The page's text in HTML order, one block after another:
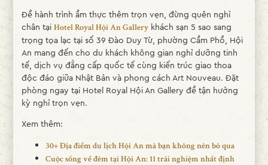
Để hành trình ẩm thực thêm trọn vẹn, đừng quên nghỉ
chân tại Hotel Royal Hội An Gallerykhách sạn 5 sao sang
trọng tọa lạc tại số 39 Đào Duy Từ, phường Cẩm Phổ, Hội
An mang đến cho du khách không gian nghỉ dưỡng tinh
tế, dịch vụ đẳng cấp quốc tế cùng kiến trúc giao thoa
độc đáo giữa Nhật Bản và phong cách Art Nouveau. Đặt
phòng ngay tại Hotel Royal Hội An Gallery để tận hưởng
kỳ nghỉ trọn vẹn.
Xem thêm:
30+ Địa điểm du lịch Hội An mà bạn không nên bỏ qua
Cuộc sống về đêm tại Hội An: 11 trải nghiệm nhất định